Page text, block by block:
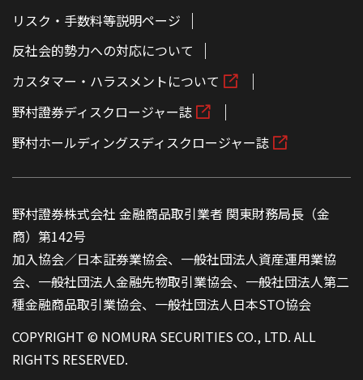
リスク・手数料等説明ページ
反社会的勢力への対応について
カスタマー・ハラスメントについて
野村證券ディスクロージャー誌
野村ホールディングスディスクロージャー誌
野村證券株式会社 金融商品取引業者 関東財務局長（金
商）第142号
加入協会／日本証券業協会、一般社団法人資産運用業協
会、一般社団法人金融先物取引業協会、一般社団法人第二
種金融商品取引業協会、一般社団法人日本STO協会
COPYRIGHT © NOMURA SECURITIES CO., LTD. ALL
RIGHTS RESERVED.